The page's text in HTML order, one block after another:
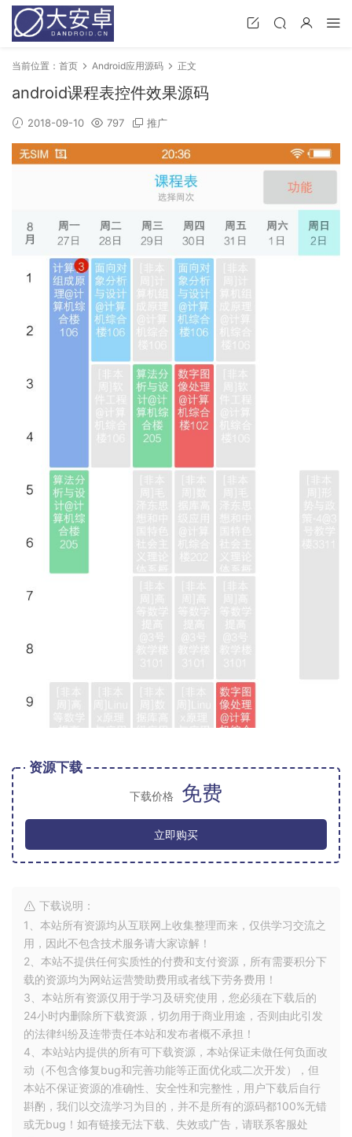
当前位置： 首页 Android应用源码 正文
android课程表控件效果源码
2018-09-10 797 推广
资源下载
下载价格 免费
立即购买
下载说明：
1、本站所有资源均从互联网上收集整理而来，仅供学习交流之
用，因此不包含技术服务请大家谅解！
2、本站不提供任何实质性的付费和支付资源，所有需要积分下
载的资源均为网站运营赞助费用或者线下劳务费用！
3、本站所有资源仅用于学习及研究使用，您必须在下载后的
24小时内删除所下载资源，切勿用于商业用途，否则由此引发
的法律纠纷及连带责任本站和发布者概不承担！
4、本站站内提供的所有可下载资源，本站保证未做任何负面改
动（不包含修复bug和完善功能等正面优化或二次开发），但
本站不保证资源的准确性、安全性和完整性，用户下载后自行
斟酌，我们以交流学习为目的，并不是所有的源码都100%无错
或无bug！如有链接无法下载、失效或广告，请联系客服处